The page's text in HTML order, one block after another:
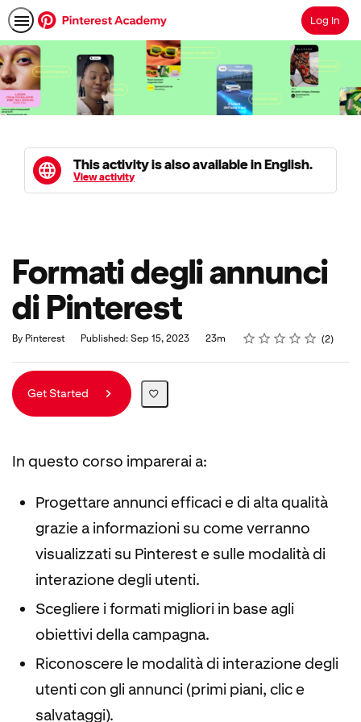
SearchLog In
This activity is also available in English.
View activity
Formati degli annunci
di Pinterest
By Pinterest Published: Sep 15, 2023
Duration 23m Rating
1 star
2 stars
3 stars
4 stars
5 stars
Average rating: 5.0 2
2 reviews
Get Started
In questo corso imparerai a:
Progettare annunci efficaci e di alta qualità
grazie a informazioni su come verranno
visualizzati su Pinterest e sulle modalità di
interazione degli utenti.
Scegliere i formati migliori in base agli
obiettivi della campagna.
Riconoscere le modalità di interazione degli
utenti con gli annunci (primi piani, clic e
salvataggi).